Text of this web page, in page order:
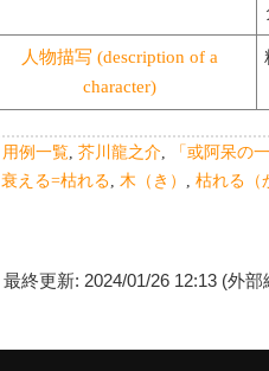
人物描写 (description of a
character)
用例一覧 芥川龍之介 「或阿呆の一
衰える=枯れる 木（き） 枯れる（
最終更新: 2024/01/26 12:13 (外部